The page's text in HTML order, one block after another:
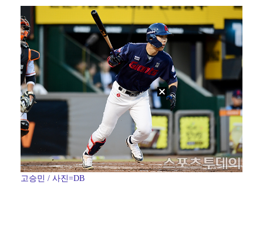
[ST포토] 이강인, 환하게 웃으며
박지민 아나운서 "발리까지 갔는데…'피의 게임2' 출연…
박미선, 큐브와 전속계약 종료…6년 동행 마무리
고승민 / 사진=DB